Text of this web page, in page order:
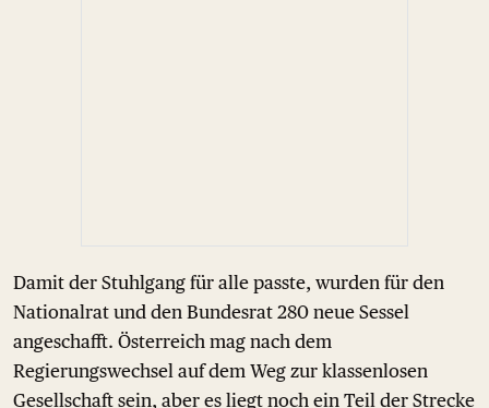
Damit der Stuhlgang für alle passte, wurden für den
Nationalrat und den Bundesrat 280 neue Sessel
angeschafft. Österreich mag nach dem
Regierungswechsel auf dem Weg zur klassenlosen
Gesellschaft sein, aber es liegt noch ein Teil der Strecke